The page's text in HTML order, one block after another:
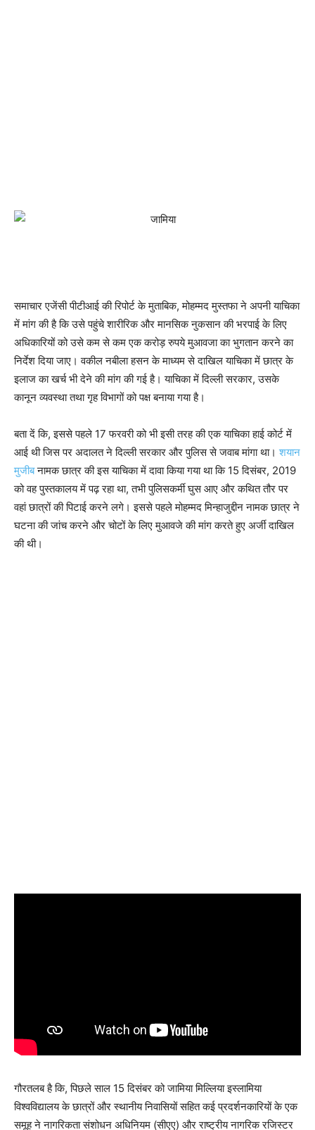
समाचार एजेंसी पीटीआई की रिपोर्ट के मुताबिक, मोहम्मद मुस्तफा ने अपनी याचिका
में मांग की है कि उसे पहुंचे शारीरिक और मानसिक नुकसान की भरपाई के लिए
अधिकारियों को उसे कम से कम एक करोड़ रुपये मुआवजा का भुगतान करने का
निर्देश दिया जाए। वकील नबीला हसन के माध्यम से दाखिल याचिका में छात्र के
इलाज का खर्च भी देने की मांग की गई है। याचिका में दिल्ली सरकार, उसके
कानून व्यवस्था तथा गृह विभागों को पक्ष बनाया गया है।
बता दें कि, इससे पहले 17 फरवरी को भी इसी तरह की एक याचिका हाई कोर्ट में
आई थी जिस पर अदालत ने दिल्ली सरकार और पुलिस से जवाब मांगा था।शयान
मुजीबनामक छात्र की इस याचिका में दावा किया गया था कि 15 दिसंबर, 2019
को वह पुस्तकालय में पढ़ रहा था, तभी पुलिसकर्मी घुस आए और कथित तौर पर
वहां छात्रों की पिटाई करने लगे। इससे पहले मोहम्मद मिन्हाजुद्दीन नामक छात्र ने
घटना की जांच करने और चोटों के लिए मुआवजे की मांग करते हुए अर्जी दाखिल
की थी।
गौरतलब है कि, पिछले साल 15 दिसंबर को जामिया मिल्लिया इस्लामिया
विश्वविद्यालय के छात्रों और स्थानीय निवासियों सहित कई प्रदर्शनकारियों के एक
समूह ने नागरिकता संशोधन अधिनियम (सीएए) और राष्ट्रीय नागरिक रजिस्टर